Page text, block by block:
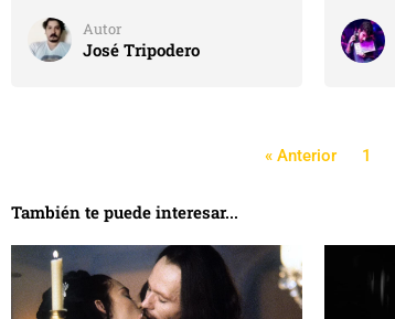
Autor
José Tripodero
« Anterior 1
También te puede interesar...